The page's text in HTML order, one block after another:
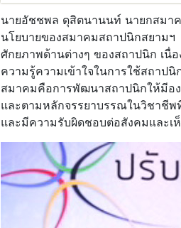
นายอัชชพล ดุสิตนานนท์ นายกสมา
นโยบายของสมาคมสถาปนิกสยามฯ
ศักยภาพด้านต่างๆ ของสถาปนิก เนื่
ความรู้ความเข้าใจในการใช้สถาป
สมาคมคือการพัฒนาสถาปนิกให้มีอ
และตามหลักจรรยาบรรณในวิชาชี
และมีความรับผิดชอบต่อสังคมและเ